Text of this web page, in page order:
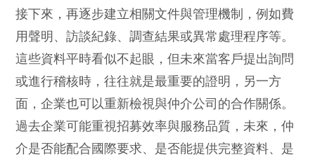
接下來，再逐步建立相關文件與管理機制，例如費
用聲明、訪談紀錄、調查結果或異常處理程序等。
這些資料平時看似不起眼，但未來當客戶提出詢問
或進行稽核時，往往就是最重要的證明，另一方
面，企業也可以重新檢視與仲介公司的合作關係。
過去企業可能重視招募效率與服務品質，未來，仲
介是否能配合國際要求、是否能提供完整資料、是